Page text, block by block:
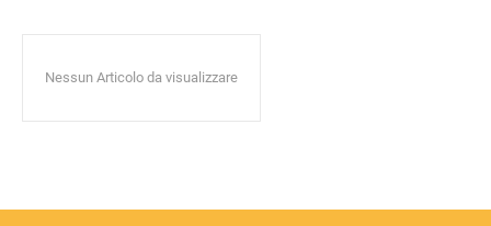
Nessun Articolo da visualizzare